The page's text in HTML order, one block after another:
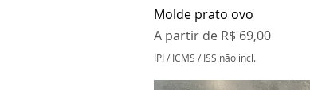
Visualização rápida
Molde prato ovo
A partir de R$ 69,00
Preço promocional
IPI / ICMS / ISS não incl.